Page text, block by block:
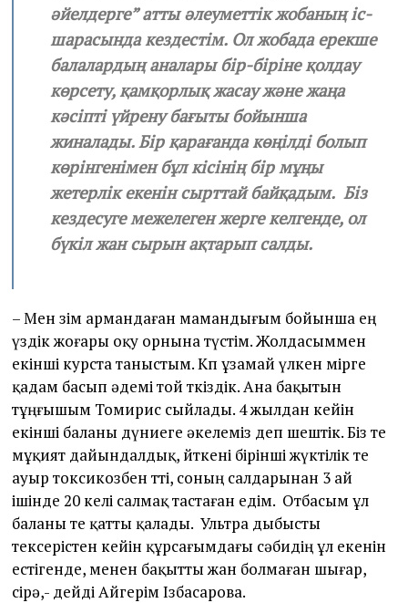
әйелдерге” атты әлеуметтік жобаның іс-
шарасында кездестім. Ол жобада ерекше
балалардың аналары бір-біріне қолдау
көрсету, қамқорлық жасау және жаңа
кәсіпті үйрену бағыты бойынша
жиналады. Бір қарағанда көңілді болып
көрінгенімен бұл кісінің бір мұңы
жетерлік екенін сырттай байқадым. Біз
кездесуге межелеген жерге келгенде, ол
бүкіл жан сырын ақтарып салды.
– Мен өзім армандаған мамандығым бойынша ең
үздік жоғары оқу орнына түстім. Жолдасыммен
екінші курста таныстым. Көп ұзамай үлкен өмірге
қадам басып әдемі той өткіздік. Ана бақытын
тұңғышым Томирис сыйлады. 4 жылдан кейін
екінші баланы дүниеге әкелеміз деп шештік. Біз өте
мұқият дайындалдық, өйткені бірінші жүктілік өте
ауыр токсикозбен өтті, соның салдарынан 3 ай
ішінде 20 келі салмақ тастаған едім. Отбасым ұл
баланы өте қатты қалады. Ультра дыбысты
тексерістен кейін құрсағымдағы сәбидің ұл екенін
естігенде, менен бақытты жан болмаған шығар,
сірә,- дейді Айгерім Ізбасарова.